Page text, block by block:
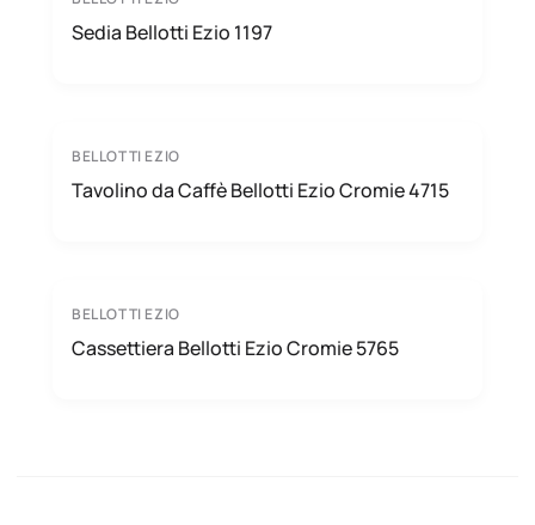
Sedia Bellotti Ezio 1197
BELLOTTI EZIO
Tavolino da Caffè Bellotti Ezio Cromie 4715
BELLOTTI EZIO
Cassettiera Bellotti Ezio Cromie 5765